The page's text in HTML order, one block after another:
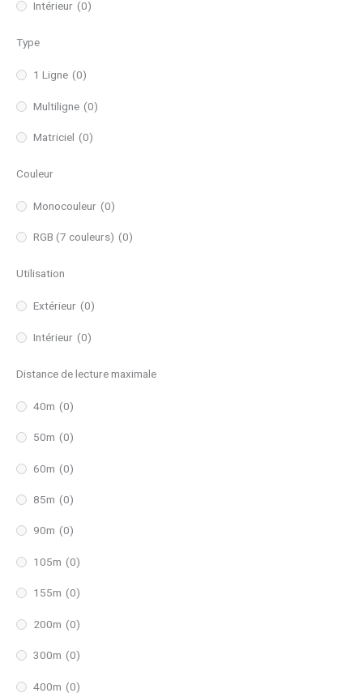
Intérieur (0)
Type
1 Ligne (0)
Multiligne (0)
Matriciel (0)
Couleur
Monocouleur (0)
RGB (7 couleurs) (0)
Utilisation
Extérieur (0)
Intérieur (0)
Distance de lecture maximale
40m (0)
50m (0)
60m (0)
85m (0)
90m (0)
105m (0)
155m (0)
200m (0)
300m (0)
400m (0)